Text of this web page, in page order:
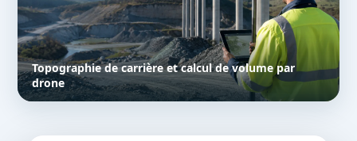
Topographie de carrière et calcul de volume par
drone